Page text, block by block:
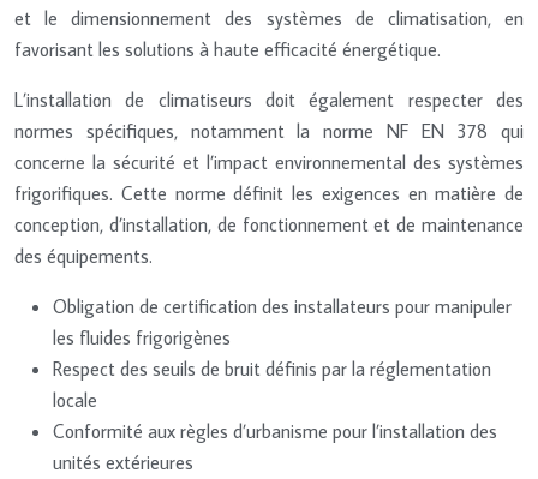
et le dimensionnement des systèmes de climatisation, en
favorisant les solutions à haute efficacité énergétique.
L’installation de climatiseurs doit également respecter des
normes spécifiques, notamment la norme NF EN 378 qui
concerne la sécurité et l’impact environnemental des systèmes
frigorifiques. Cette norme définit les exigences en matière de
conception, d’installation, de fonctionnement et de maintenance
des équipements.
Obligation de certification des installateurs pour manipuler
les fluides frigorigènes
Respect des seuils de bruit définis par la réglementation
locale
Conformité aux règles d’urbanisme pour l’installation des
unités extérieures